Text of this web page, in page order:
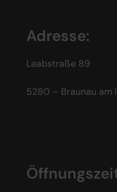
Adresse:
Laabstraße 89
5280 – Braunau am